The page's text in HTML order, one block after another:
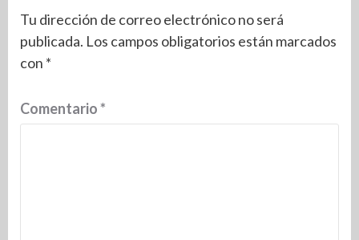
Tu dirección de correo electrónico no será
publicada. Los campos obligatorios están marcados
con *
Comentario*